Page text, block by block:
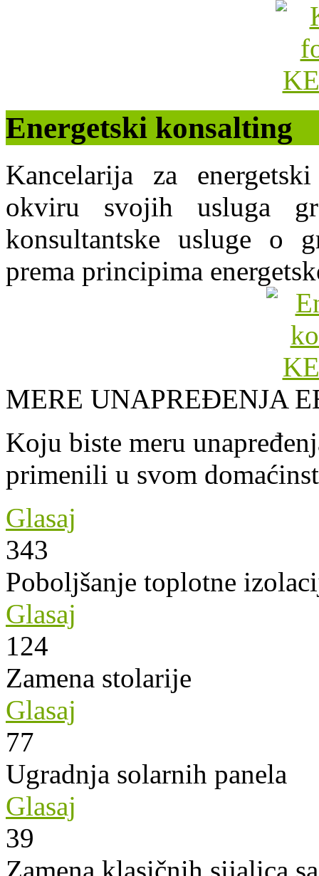
Energetski konsalting
Kancelarija za
okviru svojih usluga
konsultantske usluge o
prema principima
MERE UNAPREĐENJA
Koju biste meru
primenili u svom
Glasaj
343
Poboljšanje toplotne
Glasaj
124
Zamena stolarije
Glasaj
77
Ugradnja solarnih panela
Glasaj
39